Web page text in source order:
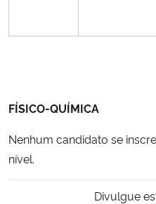
FÍSICO-QUÍMICA
Nenhum candidato se
nível.
Divulgue